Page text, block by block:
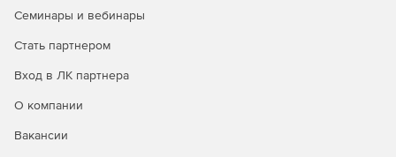
Генетические алгоритмы.
И многое другое.
Семинары и вебинары
Стать партнером
Вход в ЛК партнера
О компании
Вакансии